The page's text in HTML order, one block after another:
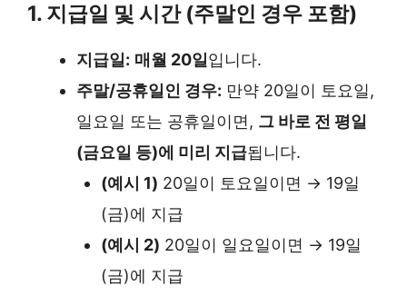
1. 지급일 및 시간 (주말인 경우 포함)
지급일: 매월 20일입니다.
주말/공휴일인 경우: 만약 20일이 토요일,
일요일 또는 공휴일이면, 그 바로 전 평일
(금요일 등)에 미리 지급됩니다.
(예시 1) 20일이 토요일이면 → 19일
(금)에 지급
(예시 2) 20일이 일요일이면 → 19일
(금)에 지급